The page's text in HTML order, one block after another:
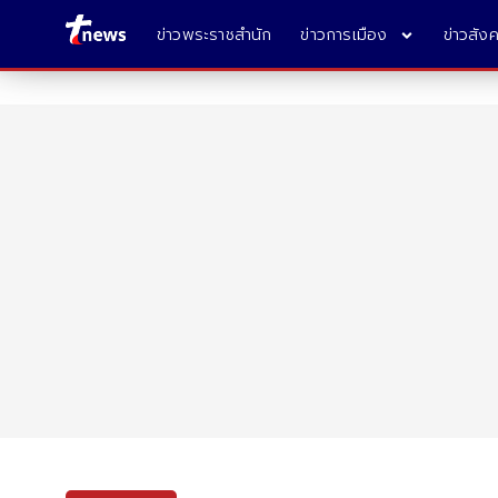
ข่าวพระราชสำนัก ข่าวการเมือง ข่าวสัง